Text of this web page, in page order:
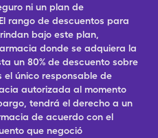
ni un plan de
rango de descuentos para
bajo este plan,
donde se adquiera la
un 80% de descuento sobre
el único responsable de
autorizada al momento
tendrá el derecho a un
de acuerdo con el
que negoció